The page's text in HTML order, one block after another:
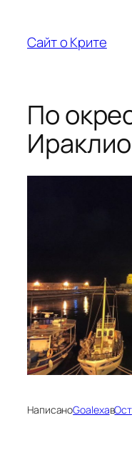
содержимому
Сайт о Крите
По
НаписаноGoalexaв